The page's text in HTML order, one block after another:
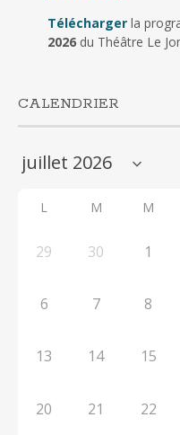
Télécharger la
2026du Théâtre Le
CALENDRIER
L M M
29 30 1
6 7 8
13 14 15
20 21 22